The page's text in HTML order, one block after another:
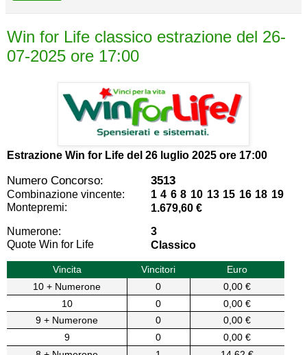
Win for Life classico estrazione del 26-
07-2025 ore 17:00
Estrazione Win for Life del 26 luglio 2025 ore 17:00
Numero Concorso: 3513
Combinazione vincente:
1 4 6 8 10 13 15 16 18 19
Montepremi:
1.679,60 €
Numerone:
3
Quote Win for Life
Classico
Vincita Vincitori
Euro
10 + Numerone
0
0,00 €
10
0
0,00 €
9 + Numerone
0
0,00 €
9
0
0,00 €